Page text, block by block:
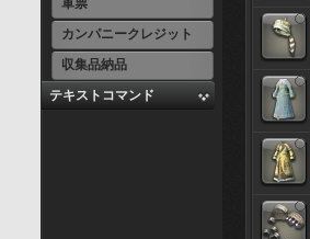
軍票
カンパニークレジット
収集品納品
テキストコマンド